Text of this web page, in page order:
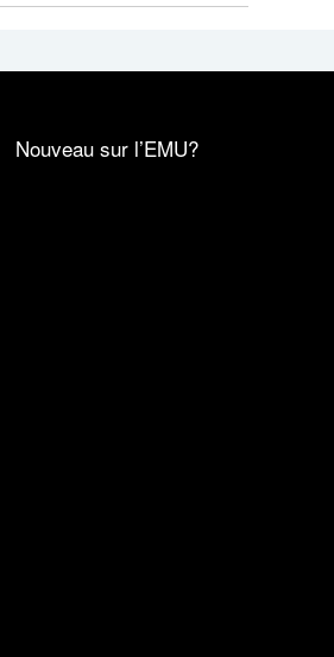
Nouveau sur l’EMU?